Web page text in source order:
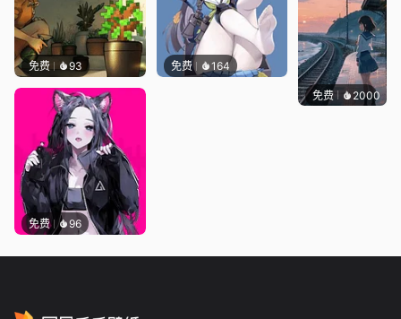
免费 93 免费 164
免费 96
免费 2000辰东